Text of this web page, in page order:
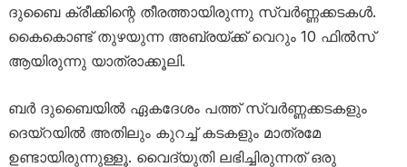
ദുബൈ ക്രീക്കിന്റെ തീരത്തായിരുന്നു സ്വർണ്ണക്കടകൾ.
കൈകൊണ്ട് തുഴയുന്ന അബ്രയ്ക്ക് വെറും 10 ഫിൽസ്
ആയിരുന്നു യാത്രാക്കൂലി.
ബർ ദുബൈയിൽ ഏകദേശം പത്ത് സ്വർണ്ണക്കടകളും
ദെയ്റയിൽ അതിലും കുറച്ച് കടകളും മാത്രമേ
ഉണ്ടായിരുന്നുള്ളൂ. വൈദ്യുതി ലഭിച്ചിരുന്നത് ഒരു